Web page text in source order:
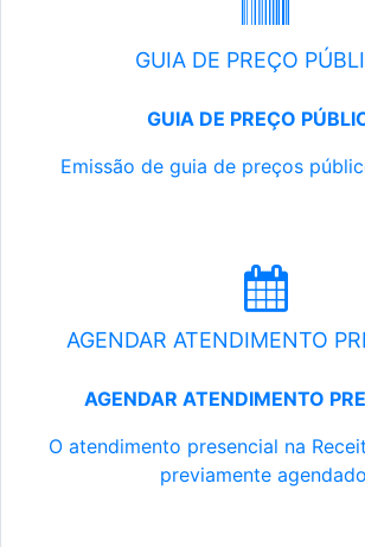
GUIA DE PREÇO
GUIA DE PREÇO
Emissão de guia de preços
AGENDAR ATENDIMENTO
AGENDAR ATENDIMENTO
O atendimento presencial na
previamente